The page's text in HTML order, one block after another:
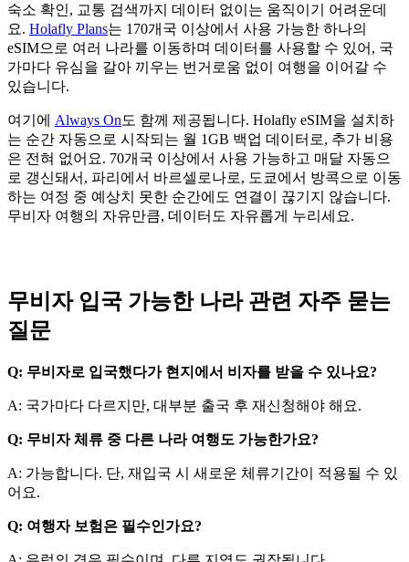
숙소 확인, 교통 검색까지 데이터 없이는 움직이기 어려운데
요. Holafly Plans는 170개국 이상에서 사용 가능한 하나의
eSIM으로 여러 나라를 이동하며 데이터를 사용할 수 있어, 국
가마다 유심을 갈아 끼우는 번거로움 없이 여행을 이어갈 수
있습니다.
여기에 Always On도 함께 제공됩니다. Holafly eSIM을 설치하
는 순간 자동으로 시작되는 월 1GB 백업 데이터로, 추가 비용
은 전혀 없어요. 70개국 이상에서 사용 가능하고 매달 자동으
로 갱신돼서, 파리에서 바르셀로나로, 도쿄에서 방콕으로 이동
하는 여정 중 예상치 못한 순간에도 연결이 끊기지 않습니다.
무비자 여행의 자유만큼, 데이터도 자유롭게 누리세요.
무비자 입국 가능한 나라 관련 자주 묻는
질문
Q: 무비자로 입국했다가 현지에서 비자를 받을 수 있나요?
A: 국가마다 다르지만, 대부분 출국 후 재신청해야 해요.
Q: 무비자 체류 중 다른 나라 여행도 가능한가요?
A: 가능합니다. 단, 재입국 시 새로운 체류기간이 적용될 수 있
어요.
Q: 여행자 보험은 필수인가요?